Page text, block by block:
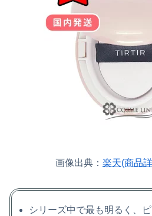
画像出典： 楽天(商品
シリーズ中で最も明るく、